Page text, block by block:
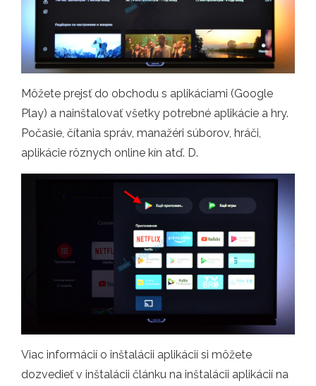
Môžete prejsť do obchodu s aplikáciami (Google
Play) a nainštalovať všetky potrebné aplikácie a hry.
Počasie, čítania správ, manažéri súborov, hráči,
aplikácie rôznych online kín atď. D.
Viac informácií o inštalácii aplikácií si môžete
dozvedieť v inštalácii článku na inštalácii aplikácií na